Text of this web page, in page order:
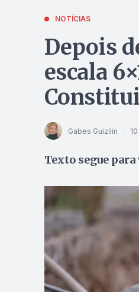
NOTÍCIAS
Depois
escala
Gabes Guizilin
Texto segue